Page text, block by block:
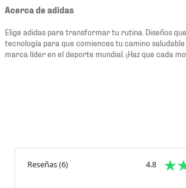
Acerca de adidas
Elige adidas para transformar tu rutina. Diseños
tecnología para que comiences tu camino
marca líder en el deporte mundial. ¡Haz que cada
Reseñas(6) 4.8